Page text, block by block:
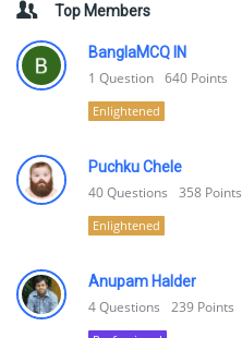
Top Members
BanglaMCQ IN
1 Question 640 Points
Enlightened
Puchku Chele
40Questions 358 Points
Enlightened
Anupam Halder
4Questions 239 Points